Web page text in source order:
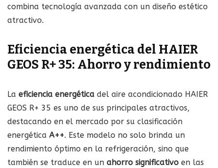
combina tecnología avanzada con un diseño estético
atractivo.
Eficiencia energética del HAIER
GEOS R+ 35: Ahorro y rendimiento
La eficiencia energética del aire acondicionado HAIER
GEOS R+ 35 es uno de sus principales atractivos,
destacando en el mercado por su clasificación
energética A++. Este modelo no solo brinda un
rendimiento óptimo en la refrigeración, sino que
también se traduce en un ahorro significativo en las